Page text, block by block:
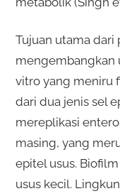
Tujuan utama
mengembangkan
vitro yang meniru
dari dua jenis sel
mereplikasi
masing, yang
epitel usus.
usus kecil.